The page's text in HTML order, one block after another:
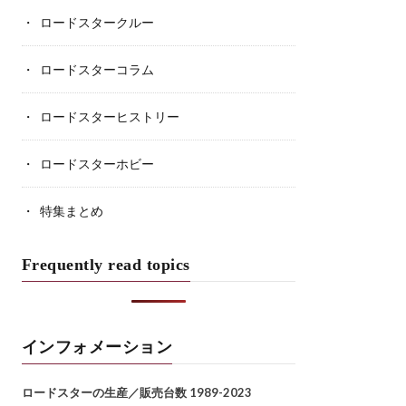
ロードスタークルー
ロードスターコラム
ロードスターヒストリー
ロードスターホビー
特集まとめ
Frequently read topics
インフォメーション
ロードスターの生産／販売台数 1989-2023